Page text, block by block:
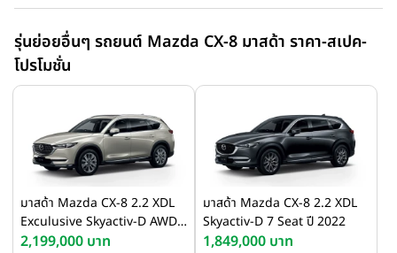
รุ่นย่อยอื่นๆ รถยนต์ Mazda CX-8 มาสด้า ราคา-สเปค-
โปรโมชั่น
มาสด้า Mazda CX-8 2.2 XDL
Exculusive Skyactiv-D AWD
6 Seat ปี 2022
2,199,000 บาท
มาสด้า Mazda CX-8 2.2 XDL
Skyactiv-D 7 Seat ปี 2022
1,849,000 บาท